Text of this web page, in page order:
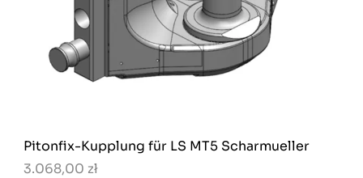
Pitonfix-Kupplung für LS MT5 Scharmueller
3.068,00 zł